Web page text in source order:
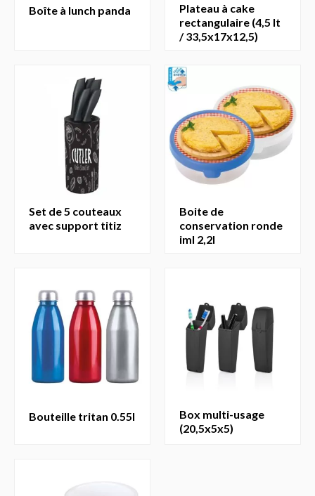
boîte à lunch panda
plateau à cake
rectangulaire (4,5 lt
/ 33,5x17x12,5)
set de 5 couteaux
avec support titiz
boite de
conservation ronde
iml 2,2l
bouteille tritan 0.55l
box multi-usage
(20,5x5x5)